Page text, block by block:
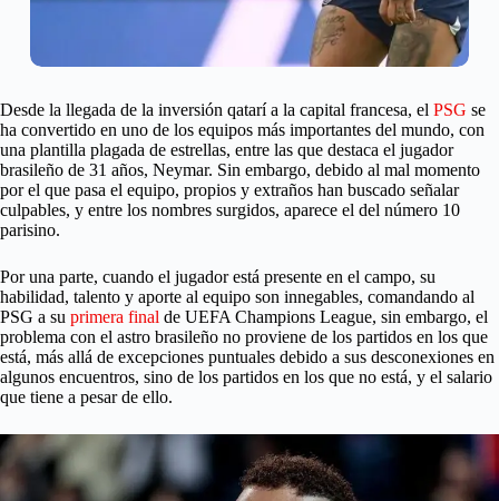
Desde la llegada de la inversión qatarí a la capital francesa, el PSG se
ha convertido en uno de los equipos más importantes del mundo, con
una plantilla plagada de estrellas, entre las que destaca el jugador
brasileño de 31 años, Neymar. Sin embargo, debido al mal momento
por el que pasa el equipo, propios y extraños han buscado señalar
culpables, y entre los nombres surgidos, aparece el del número 10
parisino.
Por una parte, cuando el jugador está presente en el campo, su
habilidad, talento y aporte al equipo son innegables, comandando al
PSG a su primera final de UEFA Champions League, sin embargo, el
problema con el astro brasileño no proviene de los partidos en los que
está, más allá de excepciones puntuales debido a sus desconexiones en
algunos encuentros, sino de los partidos en los que no está, y el salario
que tiene a pesar de ello.